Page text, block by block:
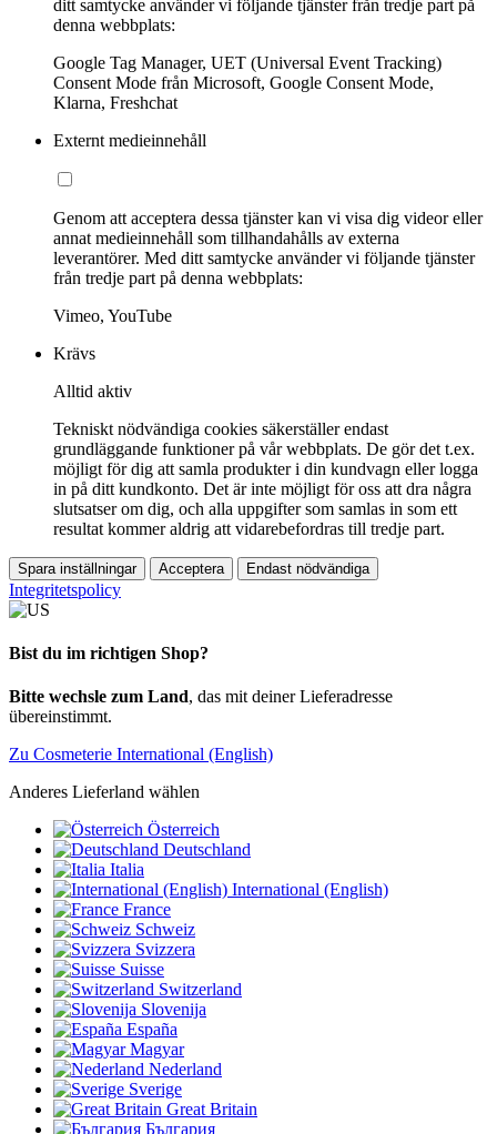
ditt samtycke använder vi följande tjänster från tredje part på
denna webbplats:
Google Tag Manager, UET (Universal Event Tracking)
Consent Mode från Microsoft, Google Consent Mode,
Klarna, Freshchat
Externt medieinnehåll
Genom att acceptera dessa tjänster kan vi visa dig videor eller
annat medieinnehåll som tillhandahålls av externa
leverantörer. Med ditt samtycke använder vi följande tjänster
från tredje part på denna webbplats:
Vimeo, YouTube
Krävs
Alltid aktiv
Tekniskt nödvändiga cookies säkerställer endast
grundläggande funktioner på vår webbplats. De gör det t.ex.
möjligt för dig att samla produkter i din kundvagn eller logga
in på ditt kundkonto. Det är inte möjligt för oss att dra några
slutsatser om dig, och alla uppgifter som samlas in som ett
resultat kommer aldrig att vidarebefordras till tredje part.
Spara inställningar Acceptera Endast nödvändiga
Integritetspolicy
Bist du im richtigen Shop?
Bitte wechsle zum Land, das mit deiner Lieferadresse
übereinstimmt.
Zu Cosmeterie International (English)
Anderes Lieferland wählen
Österreich
Deutschland
Italia
International (English)
France
Schweiz
Svizzera
Suisse
Switzerland
Slovenija
España
Magyar
Nederland
Sverige
Great Britain
България